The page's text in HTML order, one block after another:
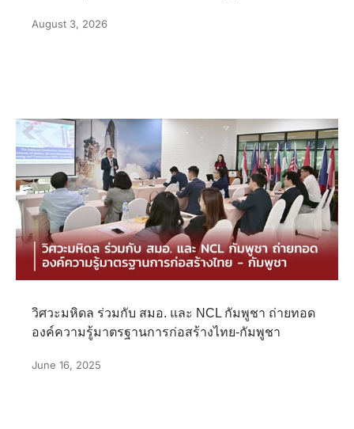
August 3, 2026
วิศวะมหิดล ร่วมกับ สมอ. และ NCL กัมพูชา ถ่ายทอด
องค์ความรู้มาตรฐานการก่อสร้างไทย-กัมพูชา
June 16, 2025